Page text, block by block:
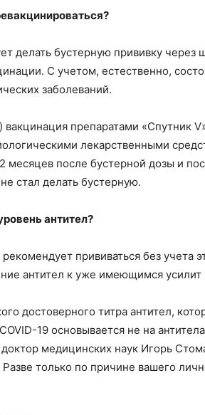
Газета
делать бустерную прививку через
С учетом, естественно,
заболеваний.
вакцинация препаратами «Спутник
лекарственными
месяцев после бустерной дозы и
стал делать бустерную.
антител?
прививаться без учета
антител к уже имеющимся
достоверного титра антител,
19 основывается не на
медицинских наук Игорь
только по причине вашего